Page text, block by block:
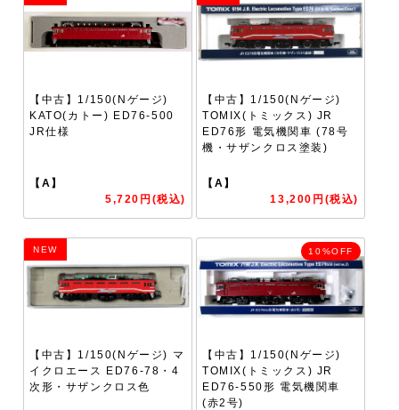
【中古】1/150(Nゲージ)
KATO(カトー) ED76-500
JR仕様
【A】
5,720円(税込)
【中古】1/150(Nゲージ)
TOMIX(トミックス) JR
ED76形 電気機関車 (78号
機・サザンクロス塗装)
【A】
13,200円(税込)
NEW
【中古】1/150(Nゲージ) マ
イクロエース ED76-78・4
次形・サザンクロス色
10%OFF
【中古】1/150(Nゲージ)
TOMIX(トミックス) JR
ED76-550形 電気機関車
(赤2号)